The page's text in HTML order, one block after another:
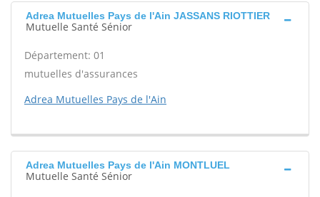
Adrea Mutuelles Pays de l'Ain JASSANS RIOTTIER
Mutuelle Santé Sénior
Département: 01
mutuelles d'assurances
Adrea Mutuelles Pays de l'Ain
Adrea Mutuelles Pays de l'Ain MONTLUEL
Mutuelle Santé Sénior